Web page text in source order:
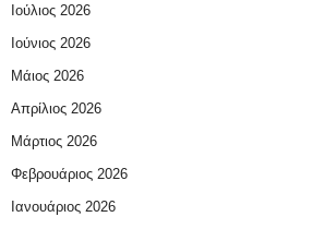
Ιούλιος 2026
Ιούνιος 2026
Μάιος 2026
Απρίλιος 2026
Μάρτιος 2026
Φεβρουάριος 2026
Ιανουάριος 2026